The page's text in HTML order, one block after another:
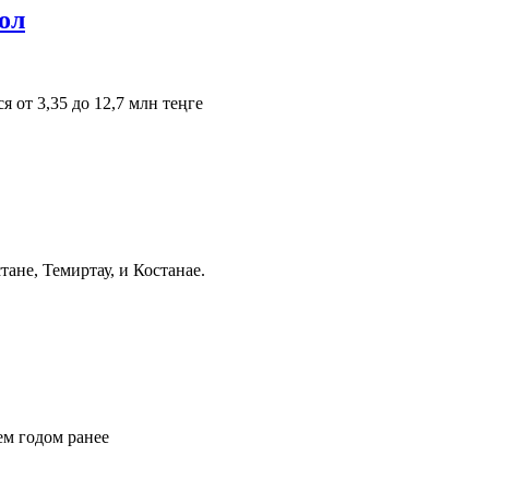
от 3,35 до 12,7 млн теңге
Темиртау, и Костанае.
годом ранее